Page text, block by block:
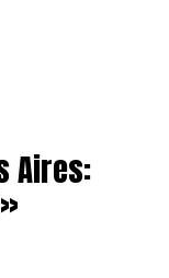
Aires: